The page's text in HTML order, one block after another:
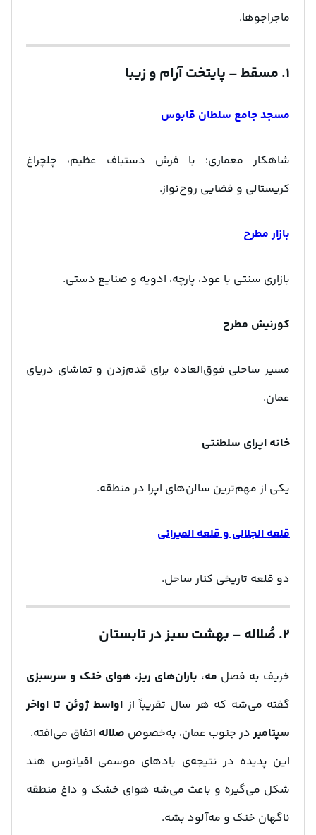
ماجراجوها.
۱. مسقط – پایتخت آرام و زیبا
مسجد جامع سلطان قابوس
شاهکار معماری؛ با فرش دستباف عظیم، چلچراغ
کریستالی و فضایی روح‌نواز.
بازار مطرح
بازاری سنتی با عود، پارچه، ادویه و صنایع دستی.
کورنیش مطرح
مسیر ساحلی فوق‌العاده برای قدم‌زدن و تماشای دریای
عمان.
خانه اپرای سلطنتی
یکی از مهم‌ترین سالن‌های اپرا در منطقه.
قلعه الجلالی و قلعه المیرانی
دو قلعه تاریخی کنار ساحل.
۲. صُلاله – بهشت سبز در تابستان
خریف به فصل مه، باران‌های ریز، هوای خنک و سرسبزی
گفته می‌شه که هر سال تقریباً از اواسط ژوئن تا اواخر
سپتامبردر جنوب عمان، به‌خصوص صلاله اتفاق می‌افته.
این پدیده در نتیجه‌ی بادهای موسمی اقیانوس هند
شکل می‌گیره و باعث می‌شه هوای خشک و داغ منطقه
ناگهان خنک و مه‌آلود بشه.